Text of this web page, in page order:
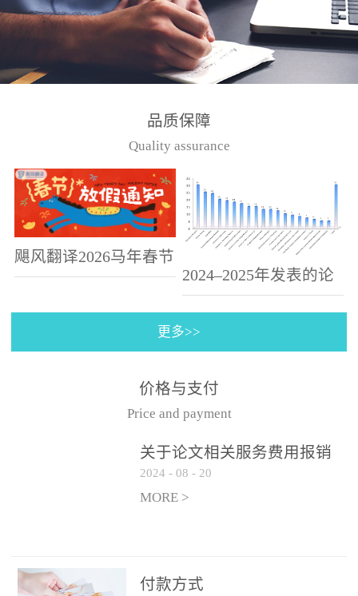
品质保障
Quality assurance
飓风翻译2026马年春节
2024–2025年发表的论
文选集
更多>>
价格与支付
Price and payment
关于论文相关服务费用报销
的那些事......
2024 - 08 - 20
MORE >
付款方式